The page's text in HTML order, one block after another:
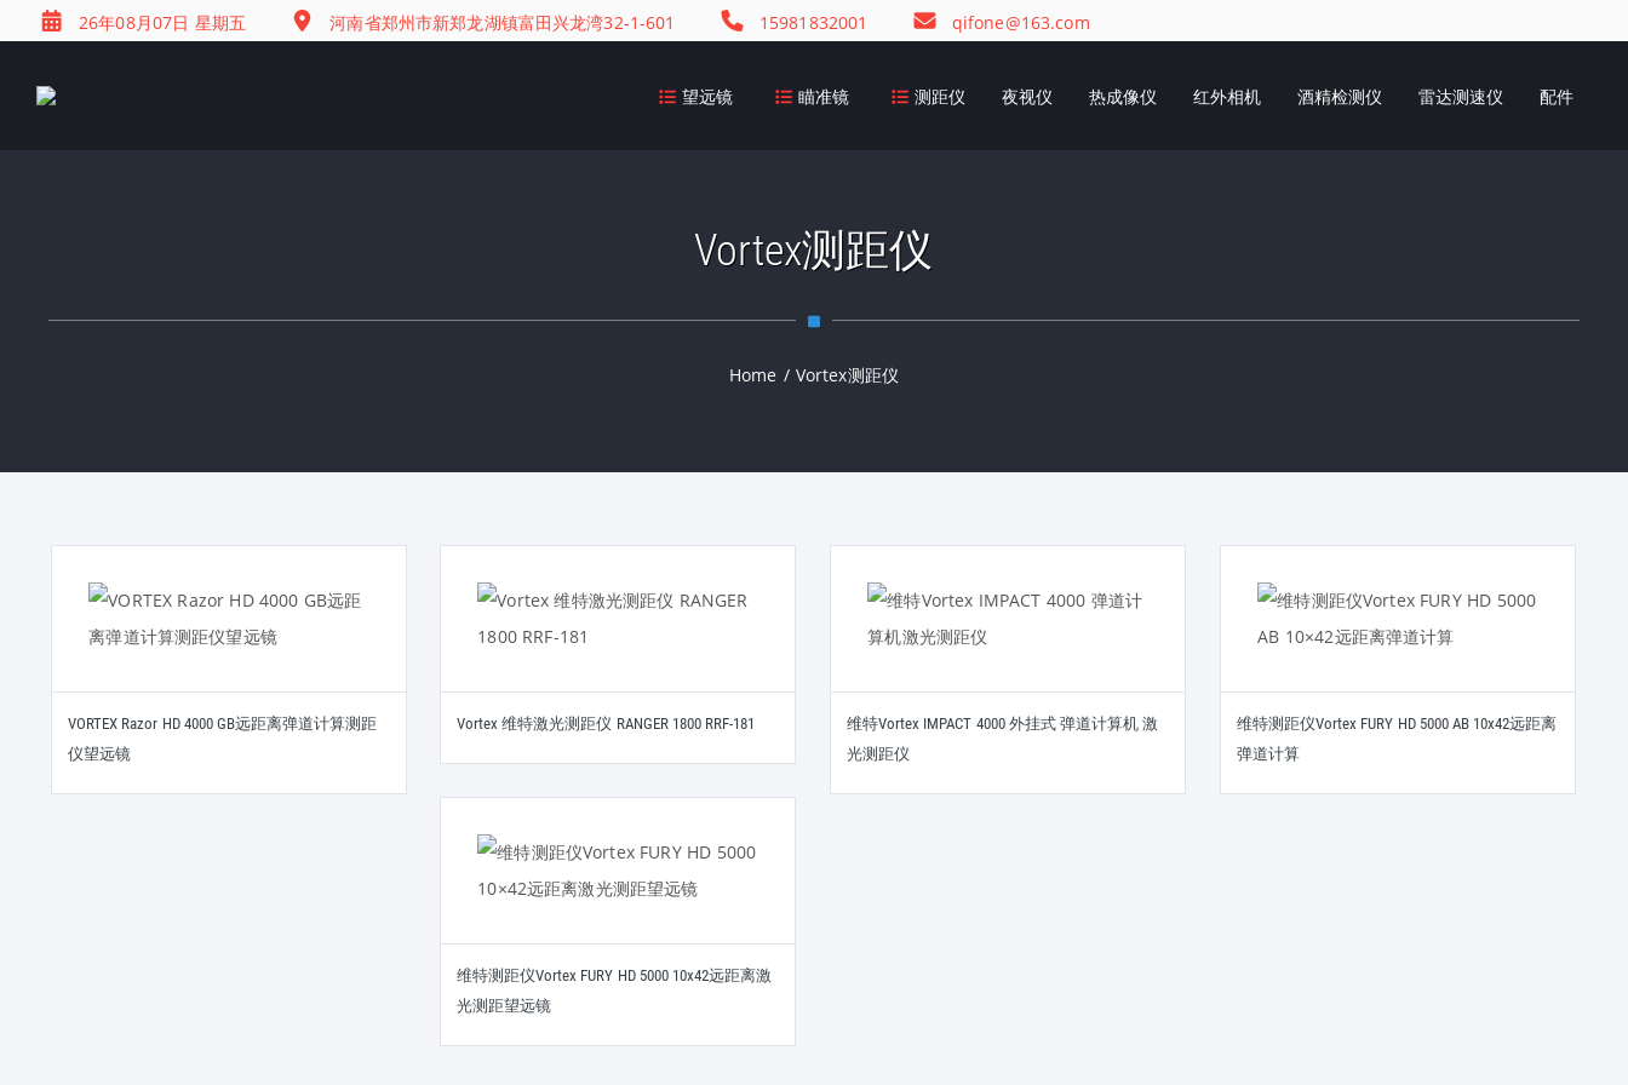
26年08月07日 星期五 河南省郑州市新郑龙湖镇富田兴龙湾32-1-601 15981832001 qifone@163.com
望远镜 瞄准镜 测距仪 夜视仪 热成像仪 红外相机 酒精检测仪 雷达测速仪 配件
Vortex测距仪
Home / Vortex测距仪
VORTEX Razor HD 4000 GB远距离弹道计算测距
仪望远镜
Vortex 维特激光测距仪 RANGER 1800 RRF-181
维特Vortex IMPACT 4000 外挂式 弹道计算机 激
光测距仪
维特测距仪Vortex FURY HD 5000 AB 10x42远距离
弹道计算
维特测距仪Vortex FURY HD 5000 10x42远距离激
光测距望远镜